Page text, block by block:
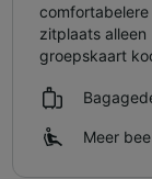
zitplaats alleen
groepskaart
Meer